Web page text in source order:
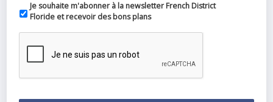
Je souhaite m'abonner à la newsletter French District
Floride et recevoir des bons plans